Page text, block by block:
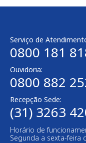
Serviço de
0800 181
Ouvidoria:
0800 882
Recepção Sede:
(31) 3263
Horário de
Segunda a sexta-feira